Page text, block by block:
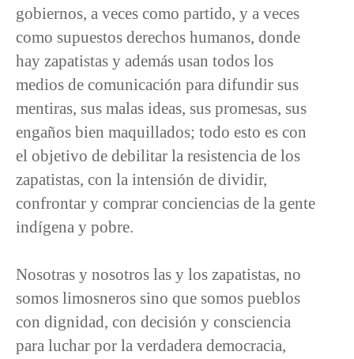
gobiernos, a veces como partido, y a veces
como supuestos derechos humanos, donde
hay zapatistas y además usan todos los
medios de comunicación para difundir sus
mentiras, sus malas ideas, sus promesas, sus
engaños bien maquillados; todo esto es con
el objetivo de debilitar la resistencia de los
zapatistas, con la intensión de dividir,
confrontar y comprar conciencias de la gente
indígena y pobre.
Nosotras y nosotros las y los zapatistas, no
somos limosneros sino que somos pueblos
con dignidad, con decisión y consciencia
para luchar por la verdadera democracia,